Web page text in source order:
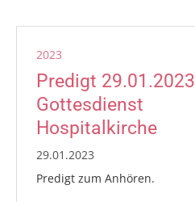
2023
Predigt 29.01.2023
Gottesdienst
Hospitalkirche
29.01.2023
Predigt zum Anhören.